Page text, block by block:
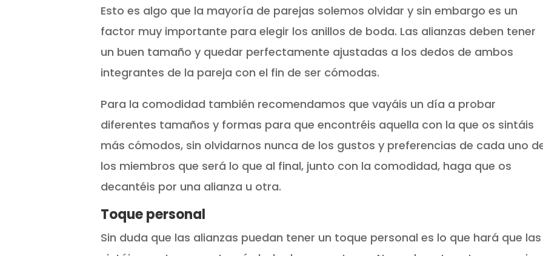
Esto es algo que la mayoría de parejas solemos olvidar y sin embargo es un
factor muy importante para elegir los anillos de boda. Las alianzas deben tener
un buen tamaño y quedar perfectamente ajustadas a los dedos de ambos
integrantes de la pareja con el fin de ser cómodas.
Para la comodidad también recomendamos que vayáis un día a probar
diferentes tamaños y formas para que encontréis aquella con la que os sintáis
más cómodos, sin olvidarnos nunca de los gustos y preferencias de cada uno
los miembros que será lo que al final, junto con la comodidad, haga que os
decantéis por una alianza u otra.
Toque personal
Sin duda que las alianzas puedan tener un toque personal es lo que hará que las